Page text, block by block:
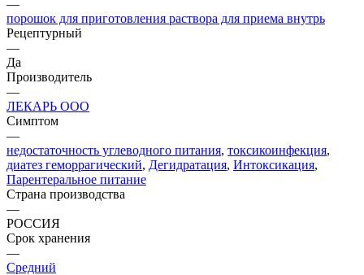
—
порошок для приготовления раствора для приема внутрь
Рецептурный
—
Да
Производитель
—
ЛЕКАРЬ ООО
Симптом
—
недостаточность углеводного питания, токсикоинфекция,
диатез геморрагический, Дегидратация, Интоксикация,
Парентеральное питание
Страна производства
—
РОССИЯ
Срок хранения
—
Средний